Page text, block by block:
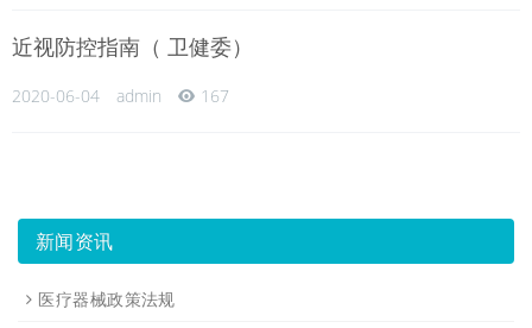
近视防控指南（ 卫健委）
2020-06-04 admin 167
新闻资讯
医疗器械政策法规